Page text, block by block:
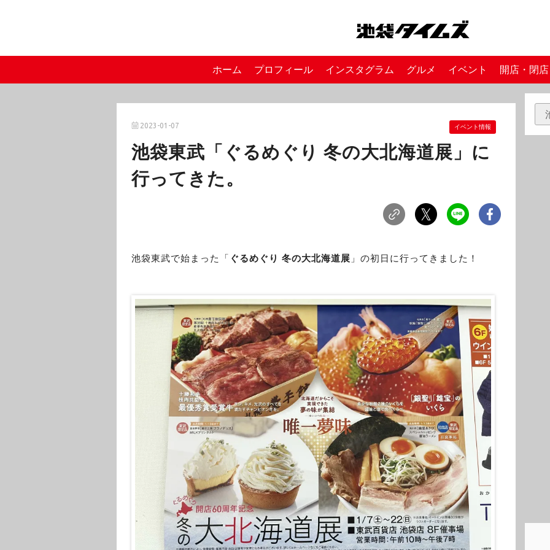
ホーム プロフィール インスタグラム グルメ イベント 開店・閉店
2023-01-07 イベント情報
池袋東武「ぐるめぐり 冬の大北海道展」に
行ってきた。
池袋東武で始まった「 ぐるめぐり 冬の大北海道展 」の初日に行ってきました！